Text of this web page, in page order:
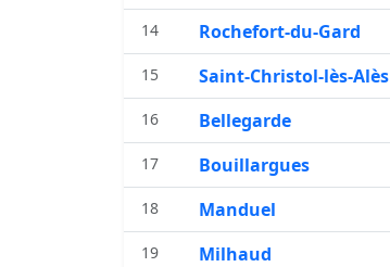
14 Rochefort-du-Gard
15 Saint-Christol-lès-Alès
16 Bellegarde
17 Bouillargues
18 Manduel
19 Milhaud